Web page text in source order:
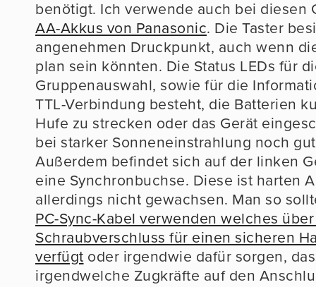
benötigt. Ich verwende auch bei diesen
AA-Akkus von Panasonic. Die Taster
angenehmen Druckpunkt, auch wenn
plan sein könnten. Die Status LEDs für
Gruppenauswahl, sowie für die
TTL-Verbindung besteht, die Batterien
Hufe zu strecken oder das Gerät
bei starker Sonneneinstrahlung noch
Außerdem befindet sich auf der linken
eine Synchronbuchse. Diese ist harten
allerdings nicht gewachsen. Man so
PC-Sync-Kabel verwenden welches
Schraubverschluss für einen sicheren
verfügt oder irgendwie dafür sorgen,
irgendwelche Zugkräfte auf den